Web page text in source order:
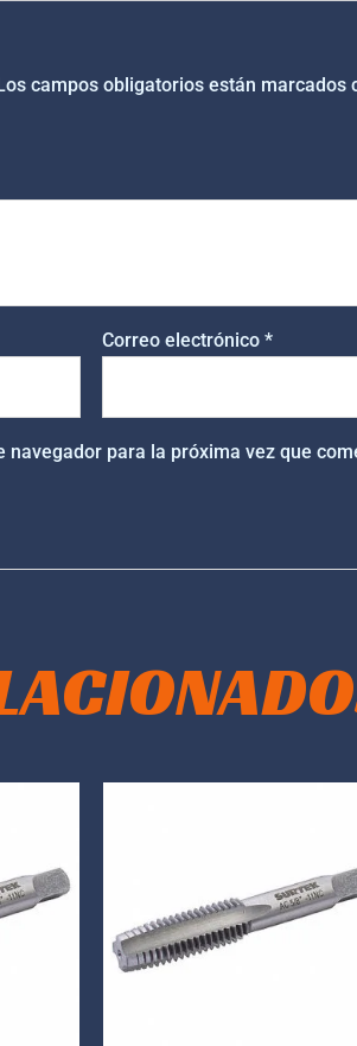
campos obligatorios están marcados
Correo electrónico*
para la próxima vez que